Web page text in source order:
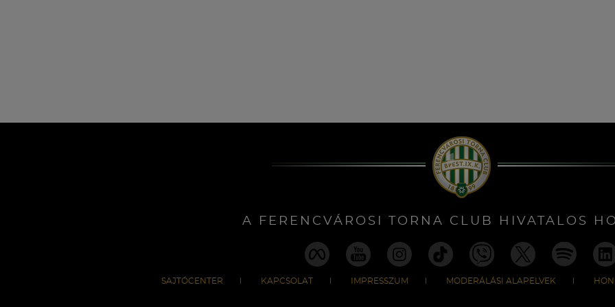
A FERENCVÁROSI TORNA CLUB HIVATALOS
SAJTÓCENTER KAPCSOLAT IMPRESSZUM MODERÁLÁSI ALAPELVEK